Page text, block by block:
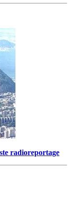
radioreportage